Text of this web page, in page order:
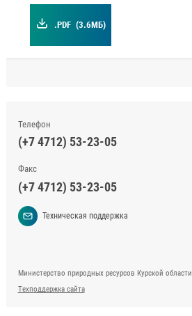
.PDF (3.6МБ)
Телефон
(+7 4712) 53-23-05
Факс
(+7 4712) 53-23-05
Техническая поддержка
Министерство природных ресурсов Курской области
Техподдержка сайта